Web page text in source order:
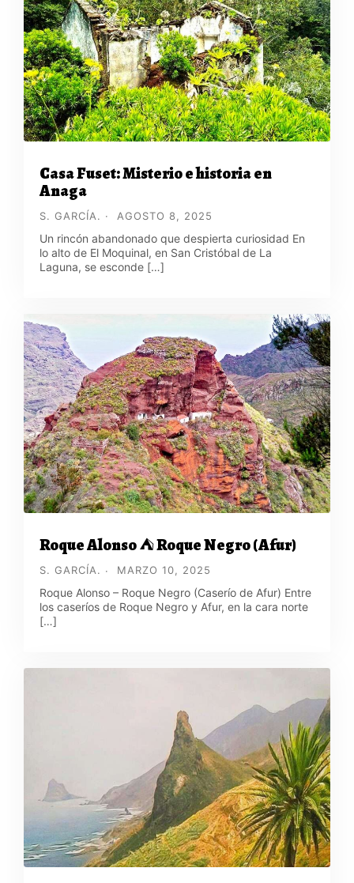
Casa Fuset: Misterio e historia en
Anaga
S. GARCÍA. AGOSTO 8, 2025
Un rincón abandonado que despierta curiosidad En
lo alto de El Moquinal, en San Cristóbal de La
Laguna, se esconde […]
Roque Alonso ⛺ Roque Negro (Afur)
S. GARCÍA. MARZO 10, 2025
Roque Alonso – Roque Negro (Caserío de Afur) Entre
los caseríos de Roque Negro y Afur, en la cara norte
[…]